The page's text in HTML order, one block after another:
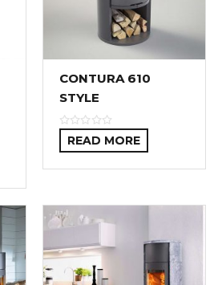
CONTURA 610
STYLE
READ MORE